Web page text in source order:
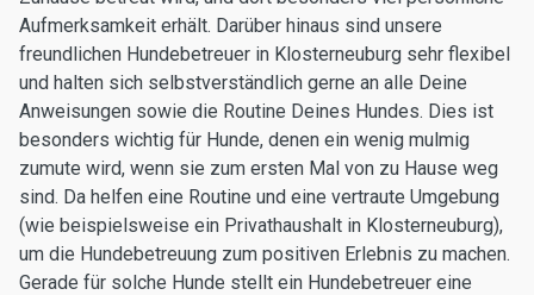
Aufmerksamkeit erhält. Darüber hinaus sind unsere
freundlichen Hundebetreuer in Klosterneuburg sehr flexibel
und halten sich selbstverständlich gerne an alle Deine
Anweisungen sowie die Routine Deines Hundes. Dies ist
besonders wichtig für Hunde, denen ein wenig mulmig
zumute wird, wenn sie zum ersten Mal von zu Hause weg
sind. Da helfen eine Routine und eine vertraute Umgebung
(wie beispielsweise ein Privathaushalt in Klosterneuburg),
um die Hundebetreuung zum positiven Erlebnis zu machen.
Gerade für solche Hunde stellt ein Hundebetreuer eine